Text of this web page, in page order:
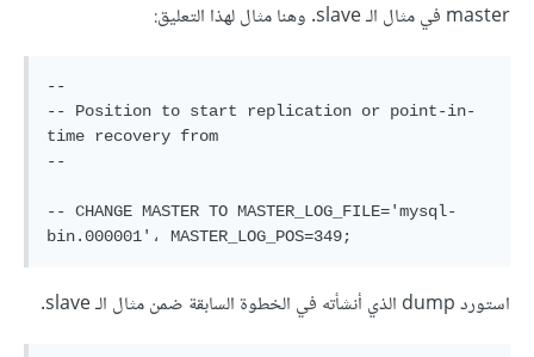
master في مثال الـ slave. وهنا مثال لهذا التعليق:
--
-- Position to start replication or point-in-
time recovery from
--
-- CHANGE MASTER TO MASTER_LOG_FILE='mysql-
bin.000001'، MASTER_LOG_POS=349;
استورد dump الذي أنشأته في الخطوة السابقة ضمن مثال الـ slave.